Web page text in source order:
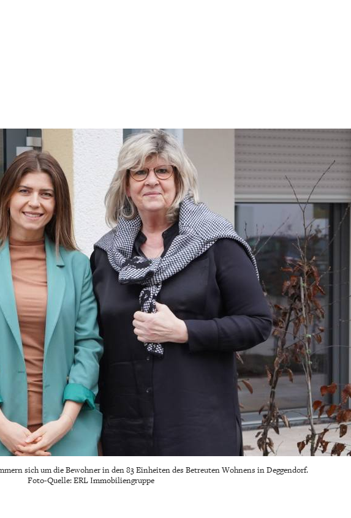
sich um die Bewohner in den 83 Einheiten des Betreuten Wohnens in Deggendorf.
Foto-Quelle: ERL Immobiliengruppe